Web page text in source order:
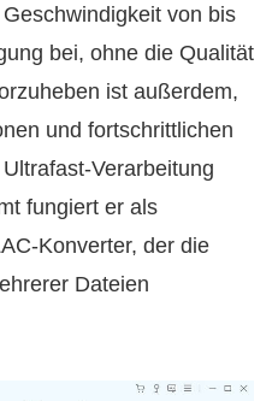
von bis
bei, ohne die Qualität
ist außerdem,
und fortschrittlichen
Verarbeitung
fungiert er als
Konverter, der die
Dateien